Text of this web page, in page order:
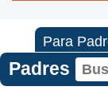
Para
Padres